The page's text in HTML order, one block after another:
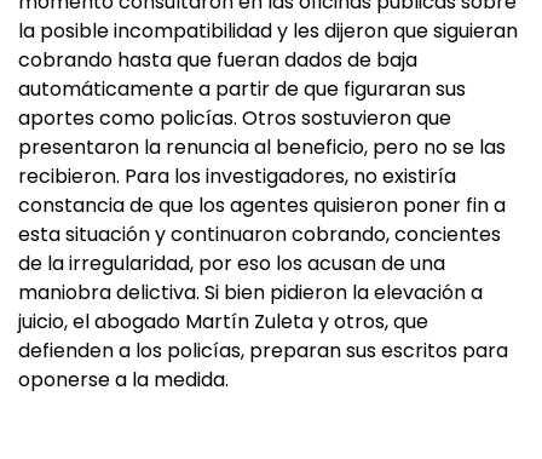
la posible incompatibilidad y les dijeron que siguieran
cobrando hasta que fueran dados de baja
automáticamente a partir de que figuraran sus
aportes como policías. Otros sostuvieron que
presentaron la renuncia al beneficio, pero no se las
recibieron. Para los investigadores, no existiría
constancia de que los agentes quisieron poner fin a
esta situación y continuaron cobrando, concientes
de la irregularidad, por eso los acusan de una
maniobra delictiva. Si bien pidieron la elevación a
juicio, el abogado Martín Zuleta y otros, que
defienden a los policías, preparan sus escritos para
oponerse a la medida.